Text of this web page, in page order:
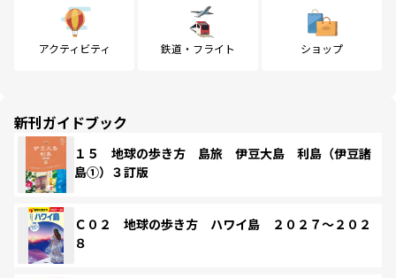
アクティビティ 鉄道・フライト ショップ
新刊ガイドブック
１５ 地球の歩き方 島旅 伊豆大島 利島（伊豆諸
島①）３訂版
Ｃ０２ 地球の歩き方 ハワイ島 ２０２７～２０２
８